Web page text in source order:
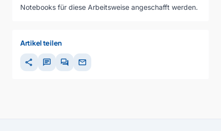
Notebooks für diese Arbeitsweise angeschafft werden.
Artikel teilen
share chat forum mail